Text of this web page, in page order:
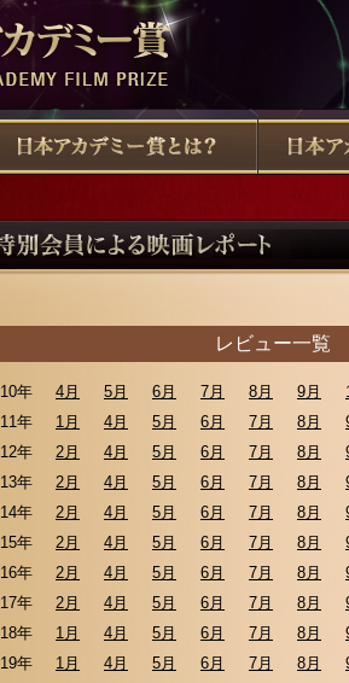
レビュー一覧
年 4月 5月 6月 7月 8月 9月
年
1月 4月 5月 6月 7月 8月
年
2月 4月 5月 6月 7月 8月
年
2月 4月 5月 6月 7月 8月
年
2月 4月 5月 6月 7月 8月
年
2月 4月 5月 6月 7月 8月
年
2月 4月 5月 6月 7月 8月
年
2月 4月 5月 6月 7月 8月
年
1月 4月 5月 6月 7月 8月
年
1月 4月 5月 6月 7月 8月